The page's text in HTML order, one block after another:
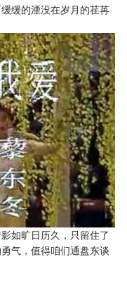
缓的湮没在岁月的荏苒
如旷日历久，只留住了
气，值得咱们通盘东谈